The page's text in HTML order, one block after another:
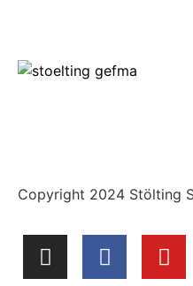
Copyright 2024 Stölting